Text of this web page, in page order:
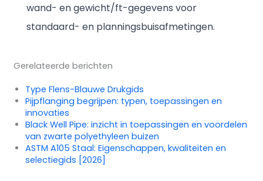
wand- en gewicht/ft-gegevens voor
standaard- en planningsbuisafmetingen.
Gerelateerde berichten
Type Flens-Blauwe Drukgids
Pijpflanging begrijpen: typen, toepassingen en
innovaties
Black Well Pipe: inzicht in toepassingen en voordelen
van zwarte polyethyleen buizen
ASTM A105 Staal: Eigenschappen, kwaliteiten en
selectiegids [2026]